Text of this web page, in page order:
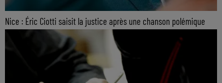
Nice : Éric Ciotti saisit la justice après une chanson polémique